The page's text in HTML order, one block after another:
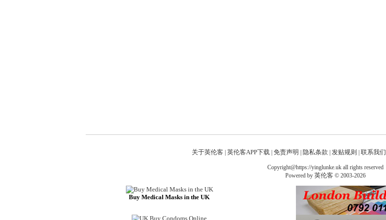
关于英伦客 英伦客APP下载| 免责声明 隐私条款 发贴规则 联系我们
Copyright@https://yinglunke.uk all rights reserved
Powered by 英伦客 © 2003-2026
Buy Medical Masks in the UK